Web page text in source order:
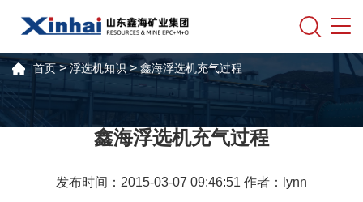
首页>浮选机知识>鑫海浮选机充气过程
鑫海浮选机充气过程
发布时间：2015-03-07 09:46:51 作者：lynn